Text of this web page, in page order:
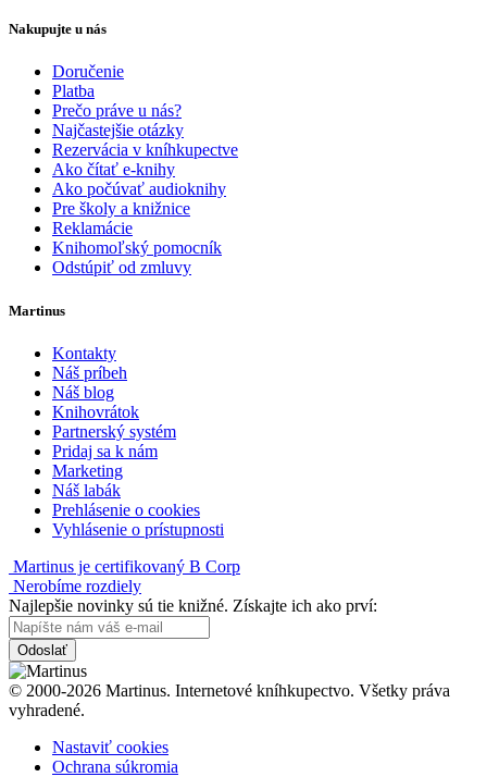
Nakupujte u nás
Doručenie
Platba
Prečo práve u nás?
Najčastejšie otázky
Rezervácia v kníhkupectve
Ako čítať e-knihy
Ako počúvať audioknihy
Pre školy a knižnice
Reklamácie
Knihomoľský pomocník
Odstúpiť od zmluvy
Martinus
Kontakty
Náš príbeh
Náš blog
Knihovrátok
Partnerský systém
Pridaj sa k nám
Marketing
Náš labák
Prehlásenie o cookies
Vyhlásenie o prístupnosti
Martinus je certifikovaný B Corp
Nerobíme rozdiely
Najlepšie novinky sú tie knižné. Získajte ich ako prví:
Odoslať
© 2000-2026 Martinus. Internetové kníhkupectvo. Všetky práva
vyhradené.
Nastaviť cookies
Ochrana súkromia